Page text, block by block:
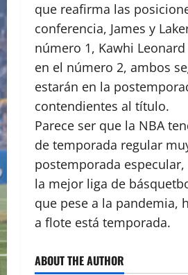
que reafirma las
conferencia, James y
número 1, Kawhi
en el número 2, ambos
estarán en la
contendientes al título.
Parece ser que la NBA
de temporada regular
postemporada
la mejor liga de
que pese a la pandemia,
a flote está temporada.
ABOUT THE AUTHOR